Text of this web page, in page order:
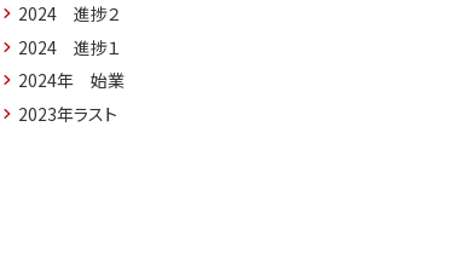
2024 進捗２
2024 進捗１
2024年 始業
2023年ラスト